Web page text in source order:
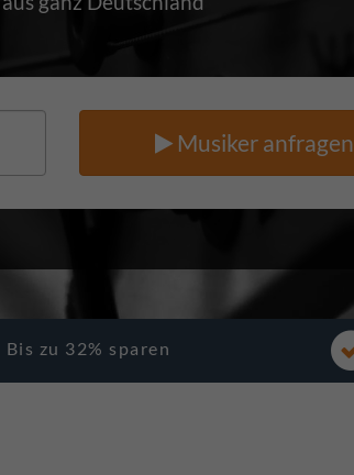
Musiker anfragen
Bis zu 32% sparen